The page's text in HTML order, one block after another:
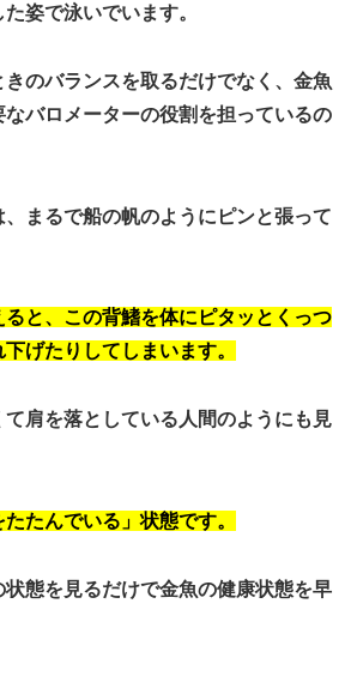
姿で泳いでいます。
のバランスを取るだけでなく、 金魚
バロメーターの役割を担っているの
まるで船の帆のようにピンと張って
ると、この背鰭を体にピタッとくっつ
げたりしてしまいます。
て肩を落としている人間のようにも見
たんでいる」状態です。
状態を見るだけで金魚の健康状態を早